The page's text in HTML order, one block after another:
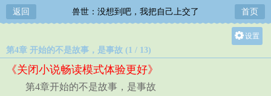
返回 兽世：没想到吧，我把自己上交了 首页
设置
第4章 开始的不是故事，是事故 (1 / 13)
《关闭小说畅读模式体验更好》
第4章开始的不是故事，是事故